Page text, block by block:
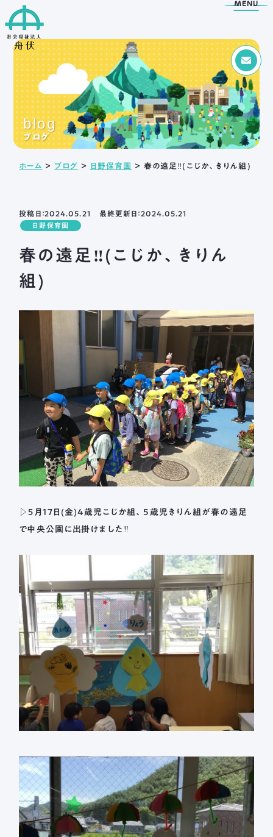
Menu トップページ
舟伏の取り組み
生活訓練はばたき
支援センター
生活支援センターふなぶせ
岐阜市超短時間ワーク
日野保育園
舟伏について
ご挨拶
法人概要
採用情報 募集要項新着情報ブログ
メールフォームまたはお電話から、
お気軽にご連絡ください。
法人本部 TEL ： 058-244-0027
受付時間 ： 平日 9:00 ~ 17:00
MENU
blog
ブログ
ホーム ＞ ブログ ＞ 日野保育園 ＞ 春の遠足‼(こじか、きりん組)
投稿日：2024.05.21 最終更新日：2024.05.21
日野保育園
春の遠足‼(こじか、きりん
組)
▷５月17日(金)4歳児こじか組、5歳児きりん組が春の遠足
で中央公園に出掛けました‼